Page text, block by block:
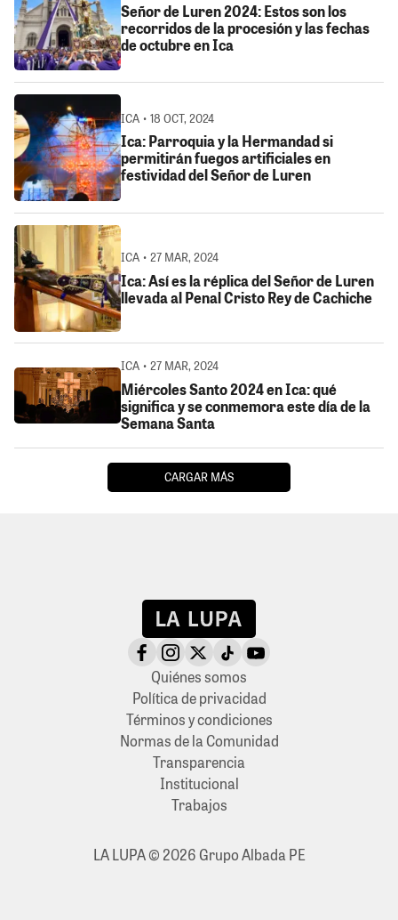
Señor de Luren 2024: Estos son los
recorridos de la procesión y las fechas
de octubre en Ica
ICA • 18 OCT, 2024
Ica: Parroquia y la Hermandad si
permitirán fuegos artificiales en
festividad del Señor de Luren
ICA • 27 MAR, 2024
Ica: Así es la réplica del Señor de Luren
llevada al Penal Cristo Rey de Cachiche
ICA • 27 MAR, 2024
Miércoles Santo 2024 en Ica: qué
significa y se conmemora este día de la
Semana Santa
CARGAR MÁS
Quiénes somos
Política de privacidad
Términos y condiciones
Normas de la Comunidad
Transparencia
Institucional
Trabajos
LA LUPA © 2026 Grupo Albada PE